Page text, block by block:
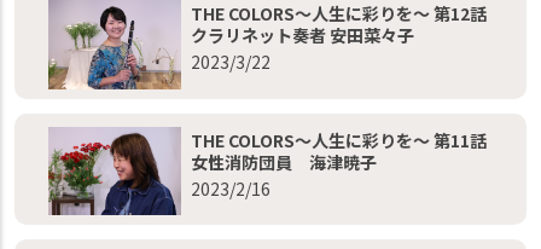
THE COLORS～人生に彩りを～ 第12話
クラリネット奏者 安田菜々子
2023/3/22
THE COLORS～人生に彩りを～ 第11話
女性消防団員 海津暁子
2023/2/16